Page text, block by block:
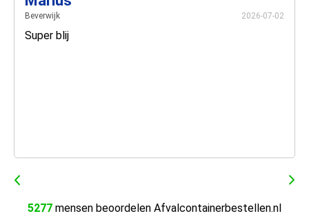
Beverwijk 2026-07-02
Super blij
5277 mensen beoordelen Afvalcontainerbestellen.nl